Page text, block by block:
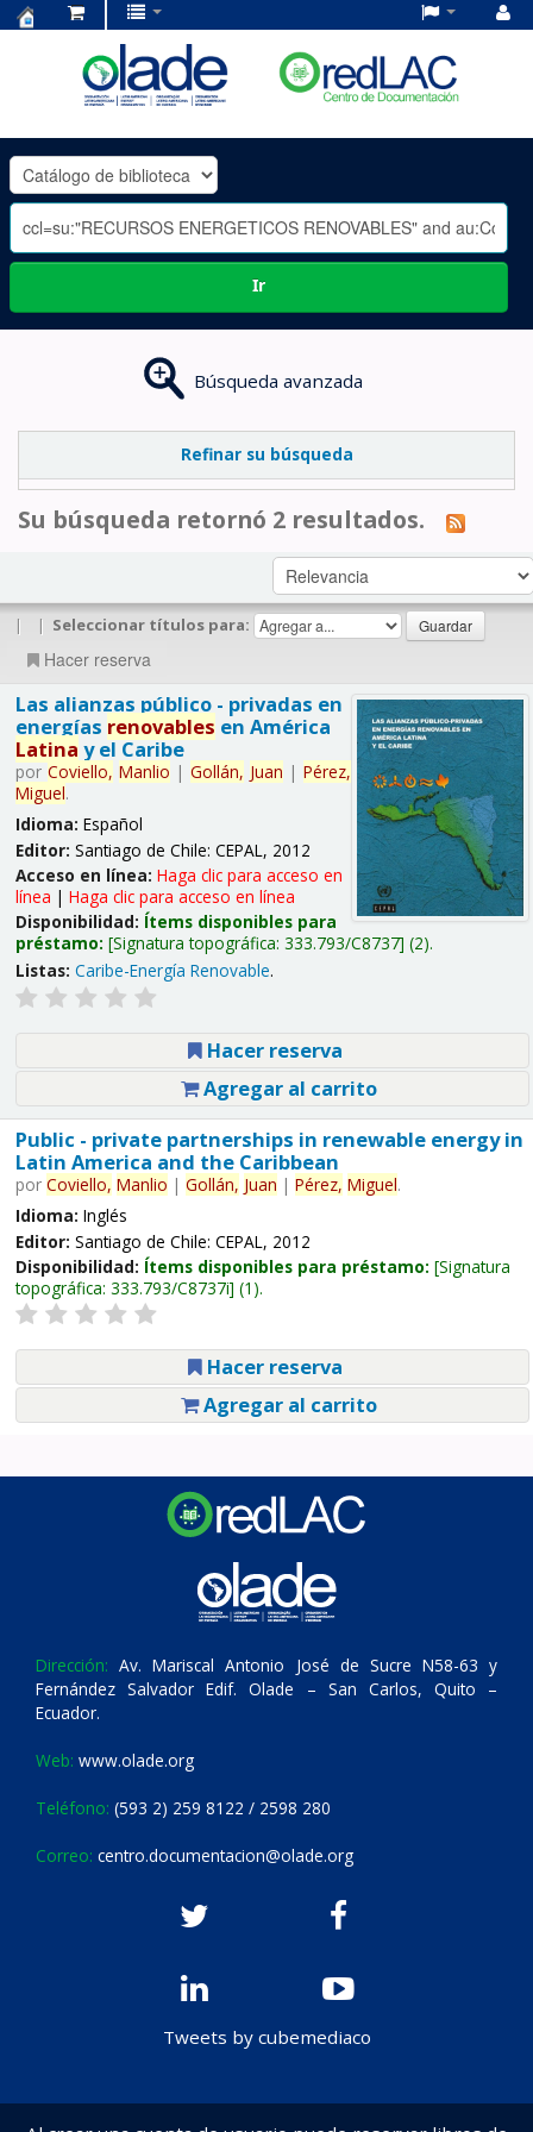
OLADE
-
Ir
Búsqueda avanzada
Refinar su búsqueda
Su búsqueda retornó 2 resultados.
| | Seleccionar títulos para:
Hacer reserva
Las alianzas público - privadas en
energías renovables en América
Latina y el Caribe
por Coviello, Manlio | Gollán, Juan | Pérez,
Miguel.
Idioma: Español
Editor: Santiago de Chile: CEPAL, 2012
Acceso en línea: Haga clic para acceso en
línea | Haga clic para acceso en línea
Disponibilidad: Ítems disponibles para
préstamo: Signatura topográfica: 333.793/C8737 (2).
Listas: Caribe-Energía Renovable.
Hacer reserva
Agregar al carrito
Public - private partnerships in renewable energy in
Latin America and the Caribbean
por Coviello, Manlio | Gollán, Juan | Pérez, Miguel.
Idioma: Inglés
Editor: Santiago de Chile: CEPAL, 2012
Disponibilidad: Ítems disponibles para préstamo: Signatura
topográfica: 333.793/C8737i (1).
Hacer reserva
Agregar al carrito
Dirección: Av. Mariscal Antonio José de Sucre N58-63 y
Fernández Salvador Edif. Olade – San Carlos, Quito –
Ecuador.
Web: www.olade.org
Teléfono: (593 2) 259 8122 / 2598 280
Correo: centro.documentacion@olade.org
Tweets by cubemediaco